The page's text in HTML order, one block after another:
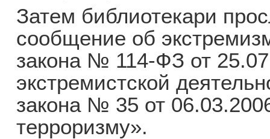
Затем библиотекари
сообщение об
закона № 114-ФЗ от
экстремистской
закона № 35 от
терроризму».